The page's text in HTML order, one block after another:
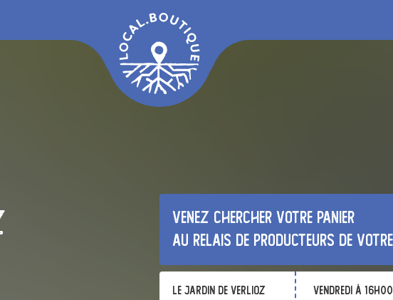
Venez chercher votre panier
au relais de producteurs de
Le Jardin de Verlioz
vendredi à 16h00